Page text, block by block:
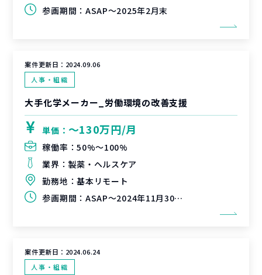
参画期間： ASAP～2025年2月末
案件更新日： 2024.09.06
人事・組織
大手化学メーカー_労働環境の改善支援
単価： 〜130万円/月
稼働率：50%〜100%
業界： 製薬・ヘルスケア
勤務地：基本リモート
参画期間： ASAP～2024年11月30日（延長可能性有）
案件更新日： 2024.06.24
人事・組織